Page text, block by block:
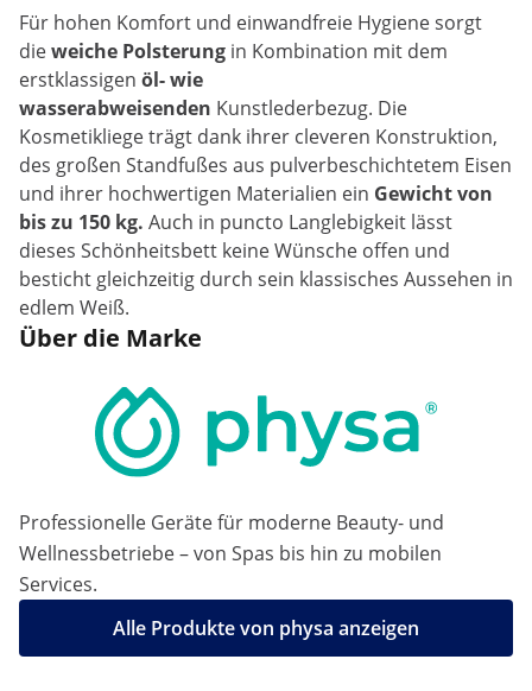
Für hohen Komfort und einwandfreie Hygiene sorgt
dieweiche Polsterung in Kombination mit dem
erstklassigen öl- wie
wasserabweisenden Kunstlederbezug. Die
Kosmetikliege trägt dank ihrer cleveren Konstruktion,
des großen Standfußes aus pulverbeschichtetem Eisen
und ihrer hochwertigen Materialien ein Gewicht von
bis zu 150 kg. Auch in puncto Langlebigkeit lässt
dieses Schönheitsbett keine Wünsche offen und
besticht gleichzeitig durch sein klassisches Aussehen in
edlem Weiß.
Über die Marke
Professionelle Geräte für moderne Beauty- und
Wellnessbetriebe – von Spas bis hin zu mobilen
Services.
Alle Produkte von physa anzeigen